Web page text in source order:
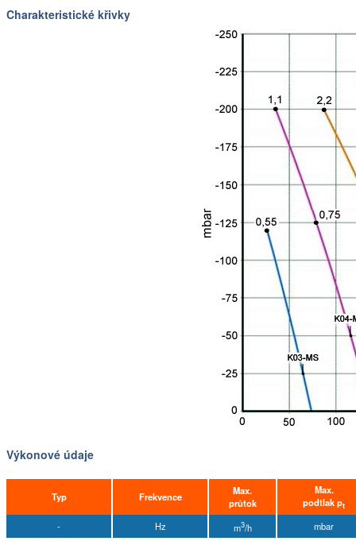
Charakteristické křivky
Výkonové údaje
Typ Frekvence
Max.
průtok
Max.
podtlak pt
- Hz m3/h
mbar